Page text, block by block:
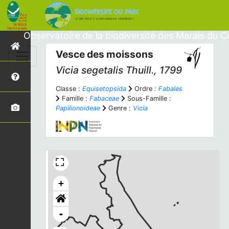
Observatoire de la biodiversité des Marais du
Vesce des moissons
Vicia segetalis Thuill., 1799
Classe : Equisetopsida Ordre : Fabales
Famille : Fabaceae
Sous-Famille :
Papilionoideae
Genre : Vicia
+
-